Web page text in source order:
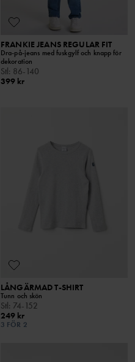
FRANKIE JEANS REGULAR FIT
Dra-på-jeans med fuskgylf och knapp för
dekoration
Stl: 86-140
399 kr
LÅNGÄRMAD T-SHIRT
Tunn och skön
Stl: 74-152
249 kr
3 FÖR 2